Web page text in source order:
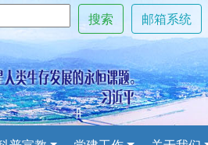
搜索 邮箱系统